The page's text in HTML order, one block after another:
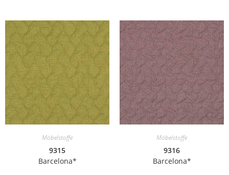
Möbelstoffe
9315
Barcelona*
Möbelstoffe
9316
Barcelona*